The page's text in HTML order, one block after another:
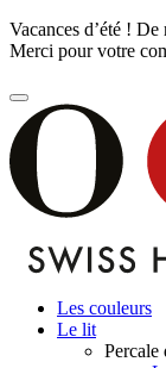
Vacances d’été !
Merci pour votre
Les couleurs
Le lit
Percale